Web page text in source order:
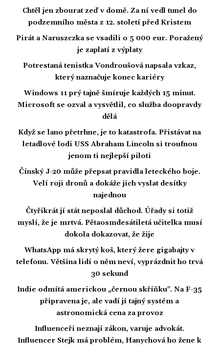
Chtěl jen zbourat zeď v domě. Za ní vedl tunel do
podzemního města z 12. století před Kristem
Pirát a Naruszczka se vsadili o 5 000 eur. Poražený
je zaplatí z výplaty
Potrestaná tenistka Vondroušová napsala vzkaz,
který naznačuje konec kariéry
Windows 11 prý tajně šmíruje každých 15 minut.
Microsoft se ozval a vysvětlil, co služba doopravdy
dělá
Když se lano přetrhne, je to katastrofa. Přistávat na
letadlové lodi USS Abraham Lincoln si troufnou
jenom ti nejlepší piloti
Čínský J-20 může přepsat pravidla leteckého boje.
Velí roji dronů a dokáže jich vyslat desítky
najednou
Čtyřikrát jí stát neposlal důchod. Úřady si totiž
myslí, že je mrtvá. Pětaosmdesátiletá učitelka musí
dokola dokazovat, že žije
WhatsApp má skrytý koš, který žere gigabajty v
telefonu. Většina lidí o něm neví, vyprázdnit ho trvá
30 sekund
Indie odmítá americkou „černou skříňku". Na F-35
připravena je, ale vadí jí tajný systém a
astronomická cena za provoz
Influenceři neznají zákon, varuje advokát.
Influencer Stejk má problém, Hanychová ho žene k